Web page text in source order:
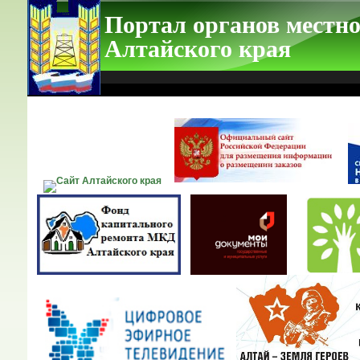
Портал органов
Алтайского края